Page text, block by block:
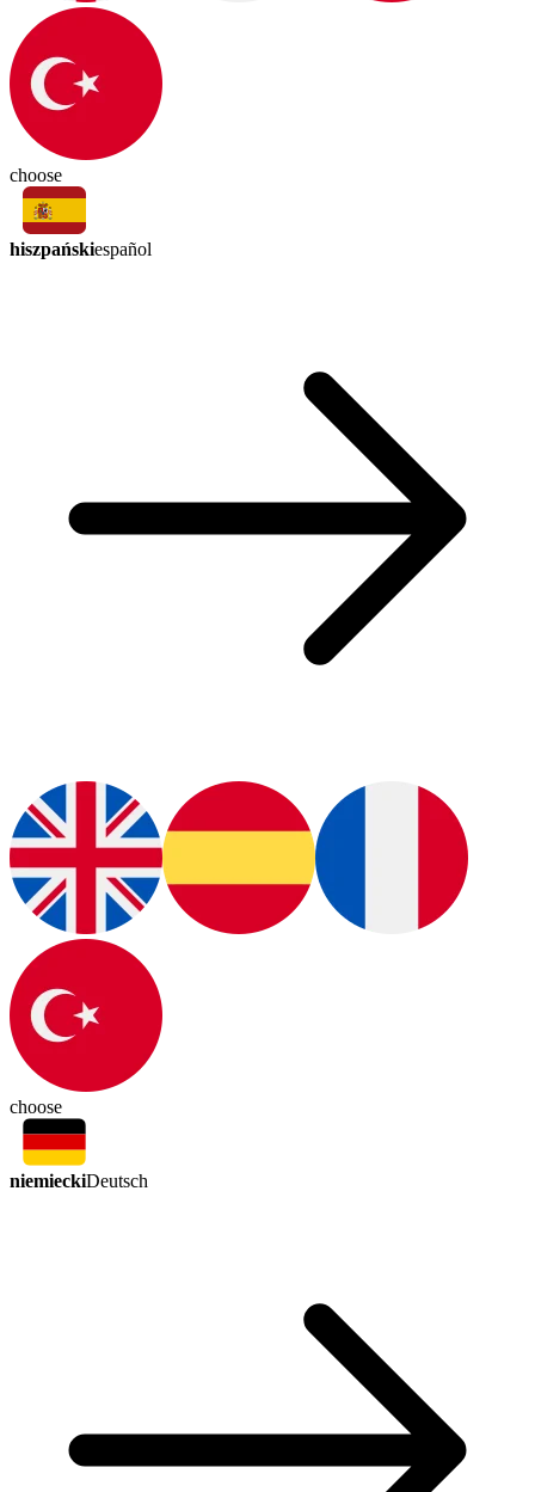
choose
hiszpańskiespañol
choose
niemieckiDeutsch